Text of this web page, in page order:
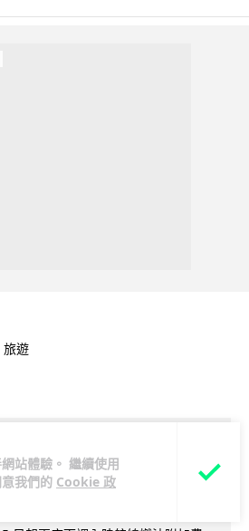
站體驗。 繼續使用
我們的 Cookie 政
旅遊
油附加費今日再降 連續